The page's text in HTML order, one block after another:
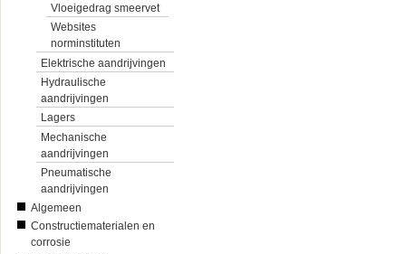
Vloeigedrag smeervet
Websites
norminstituten
Elektrische aandrijvingen
Hydraulische
aandrijvingen
Lagers
Mechanische
aandrijvingen
Pneumatische
aandrijvingen
Algemeen
Constructiematerialen en
corrosie